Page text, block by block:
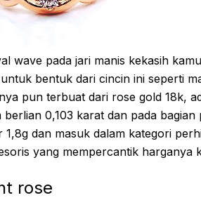
wave pada jari manis kekasih
bentuk dari cincin ini seperti
pun terbuat dari rose gold 18k,
0,103 karat dan pada
dan masuk dalam kategori
yang mempercantik harganya
rose